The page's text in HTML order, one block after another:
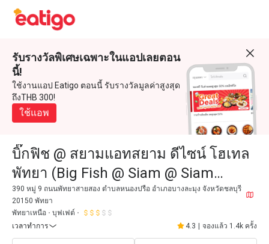
รับรางวัลพิเศษเฉพาะในแอปเลยตอน
นี้!
ใช้งานแอป Eatigo ตอนนี้ รับรางวัลมูลค่าสูงสุด
ถึงTHB 300!
ใช้แอพ
บิ๊กฟิช @ สยามแอทสยาม ดีไซน์ โฮเทล
พัทยา (Big Fish @ Siam @ Siam
Design Hotel Pattaya)
390 หมู่ 9 ถนนพัทยาสายสอง ตำบลหนองปรือ อำเภอบางละมุง จังหวัดชลบุรี
20150 พัทยา
พัทยาเหนือ
บุฟเฟต์
เวลาทำการ
4.3 จองแล้ว 1.4k ครั้ง